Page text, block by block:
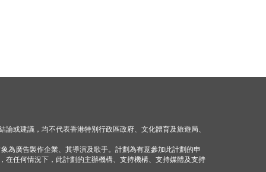
或建議，均不代表香港特別行政區政府、文化體育及旅遊局、
為廣告製作企業、其導演及歌手。計劃為有意參加此計劃的申
任何情況下，此計劃的主辦機構、支持機構、支持媒體及支持